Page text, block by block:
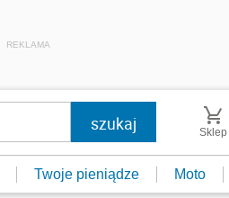
REKLAMA
Sklep
Twoje pieniądze Moto